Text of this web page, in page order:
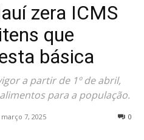
zera ICMS
que
básica
a partir de 1º de abril,
para a população.
março 7, 2025 0